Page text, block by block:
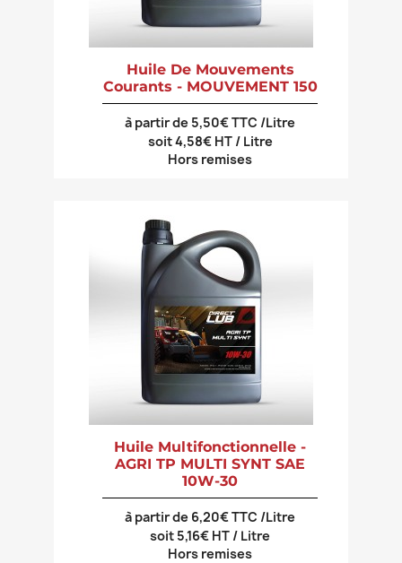
Huile De Mouvements
Courants - MOUVEMENT 150
à partir de 5,50€ TTC /Litre
soit 4,58€ HT / Litre
Hors remises
Huile Multifonctionnelle -
AGRI TP MULTI SYNT SAE
10W-30
à partir de 6,20€ TTC /Litre
soit 5,16€ HT / Litre
Hors remises